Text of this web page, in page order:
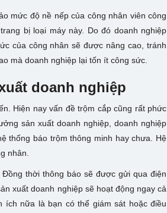
mức độ nề nếp của công nhân viên công
bị loại máy này. Do đó doanh nghiệp
của công nhân sẽ được nâng cao, tránh
mà doanh nghiệp lại tốn ít công sức.
doanh nghiệp
Hiện nay vấn đề trộm cắp cũng rất phức
sản xuất doanh nghiệp , doanh nghiệp
thống báo trộm thông minh hay chưa. Hệ
nhân.
thời thông báo sẽ được gửi qua điện
xuất doanh nghiệp sẽ hoạt động ngay cả
ích nữa là bạn có thể giám sát hoặc điều